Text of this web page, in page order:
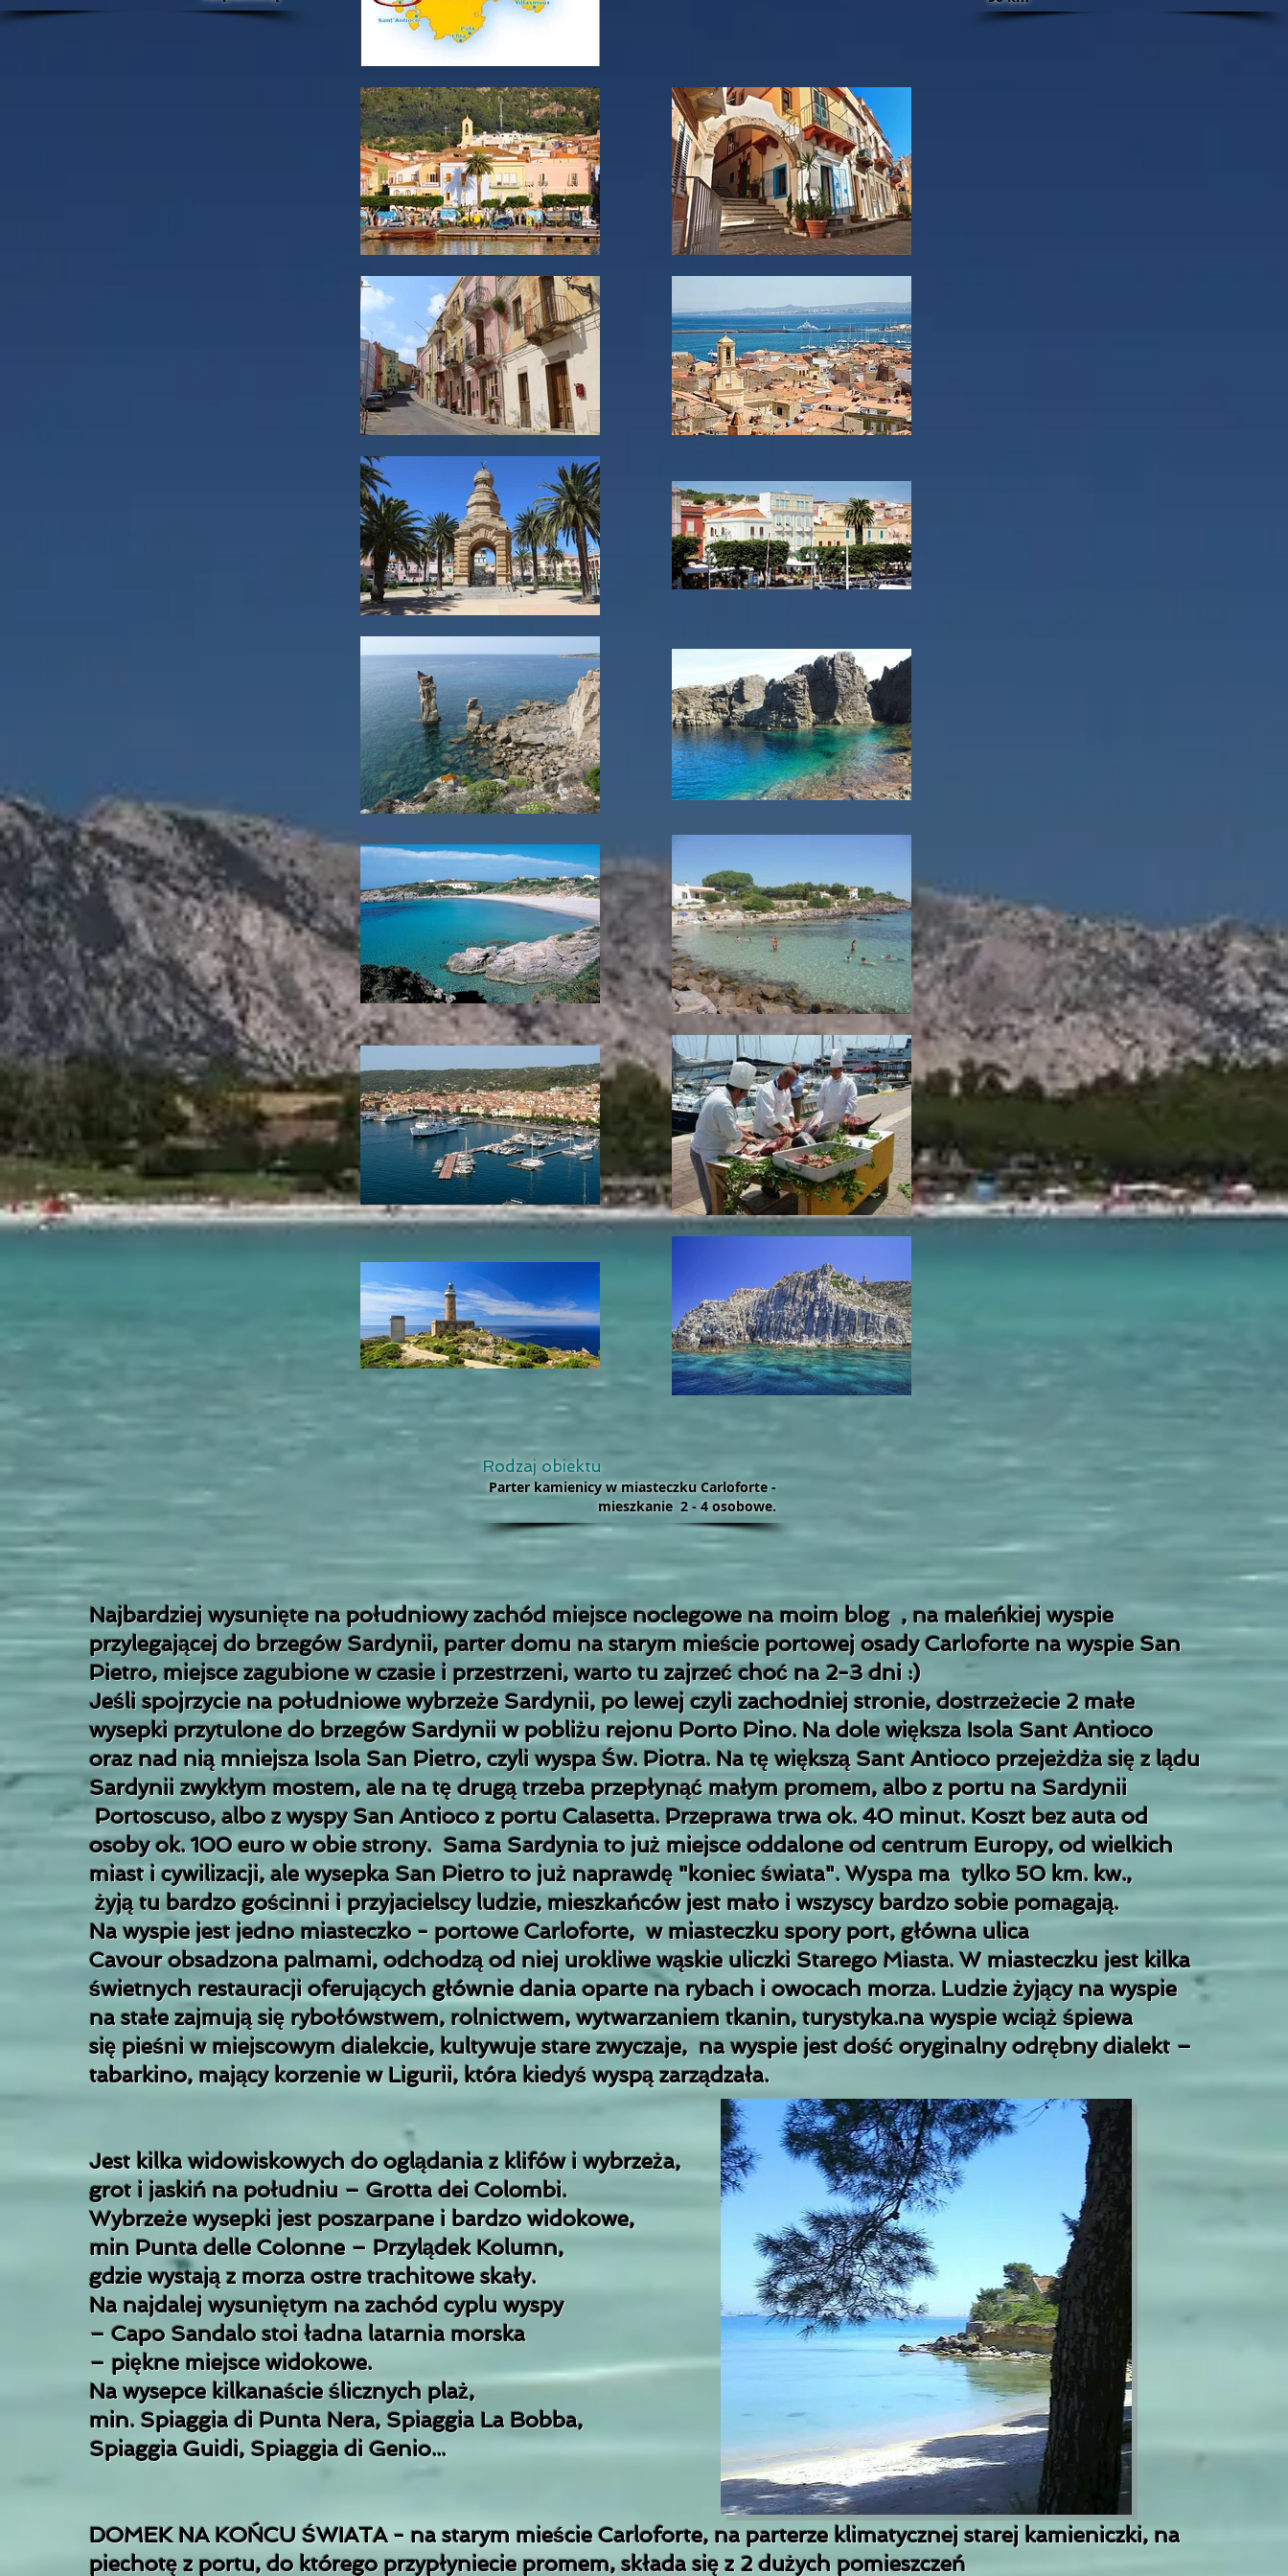
Rodzaj obiektu
Parter kamienicy w miasteczku Carloforte -
mieszkanie 2 - 4 osobowe.
Najbardziej wysunięte na południowy zachód miejsce noclegowe na moim blog , na maleńkiej wyspie
przylegającej do brzegów Sardynii, parter domu na starym mieście portowej osady Carloforte na wyspie San
Pietro, miejsce zagubione w czasie i przestrzeni, warto tu zajrzeć choć na 2-3 dni :)
Jeśli spojrzycie na południowe wybrzeże Sardynii, po lewej czyli zachodniej stronie, dostrzeżecie 2 małe
wysepki przytulone do brzegów Sardynii w pobliżu rejonu Porto Pino. Na dole większa Isola Sant Antioco
oraz nad nią mniejsza Isola San Pietro, czyli wyspa Św. Piotra. Na tę większą Sant Antioco przejeżdża się z lądu
Sardynii zwykłym mostem, ale na tę drugą trzeba przepłynąć małym promem, albo z portu na Sardynii
Portoscuso, albo z wyspy San Antioco z portu Calasetta. Przeprawa trwa ok. 40 minut. Koszt bez auta od
osoby ok. 100 euro w obie strony. Sama Sardynia to już miejsce oddalone od centrum Europy, od wielkich
miast i cywilizacji, ale wysepka San Pietro to już naprawdę "koniec świata". Wyspa ma tylko 50 km. kw.,
żyją tu bardzo gościnni i przyjacielscy ludzie, mieszkańców jest mało i wszyscy bardzo sobie pomagają.
Na wyspie jest jedno miasteczko - portowe Carloforte, w miasteczku spory port, główna ulica
Cavour obsadzona palmami, odchodzą od niej urokliwe wąskie uliczki Starego Miasta. W miasteczku jest kilka
świetnych restauracji oferujących głównie dania oparte na rybach i owocach morza. Ludzie żyjący na wyspie
na stałe zajmują się rybołówstwem, rolnictwem, wytwarzaniem tkanin, turystyka.na wyspie wciąż śpiewa
się pieśni w miejscowym dialekcie, kultywuje stare zwyczaje, na wyspie jest dość oryginalny odrębny dialekt –
tabarkino, mający korzenie w Ligurii, która kiedyś wyspą zarządzała.
Jest kilka widowiskowych do oglądania z klifów i wybrzeża,
grot i jaskiń na południu – Grotta dei Colombi.
Wybrzeże wysepki jest poszarpane i bardzo widokowe,
min Punta delle Colonne – Przylądek Kolumn,
gdzie wystają z morza ostre trachitowe skały.
Na najdalej wysuniętym na zachód cyplu wyspy
– Capo Sandalo stoi ładna latarnia morska
– piękne miejsce widokowe.
Na wysepce kilkanaście ślicznych plaż,
min. Spiaggia di Punta Nera, Spiaggia La Bobba,
Spiaggia Guidi, Spiaggia di Genio...
DOMEK NA KOŃCU ŚWIATA - na starym mieście Carloforte, na parterze klimatycznej starej kamieniczki, na
piechotę z portu, do którego przypłyniecie promem, składa się z 2 dużych pomieszczeń